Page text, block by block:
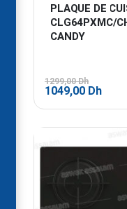
PLAQUE DE
CLG64PXMC/
CANDY
1299,00Dh
Le
initial
était :
1049,00 DhLe
est :